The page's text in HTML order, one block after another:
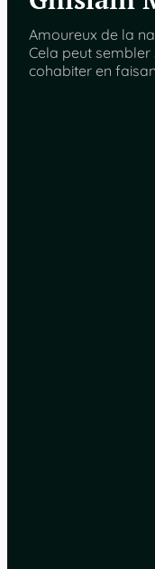
Amoureux de la
Cela peut sembler
cohabiter en